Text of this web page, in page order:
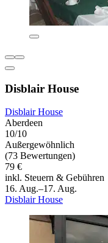
Disblair House
Disblair House
Aberdeen
10/10
Außergewöhnlich
(73 Bewertungen)
79 €
inkl. Steuern & Gebühren
16. Aug.–17. Aug.
Disblair House